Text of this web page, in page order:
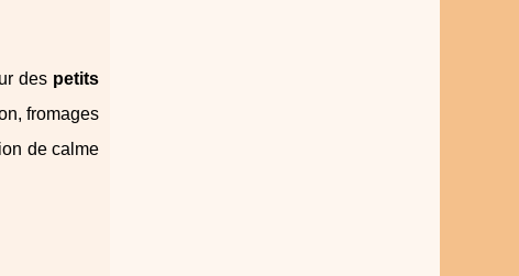
des petits
fromages
de calme